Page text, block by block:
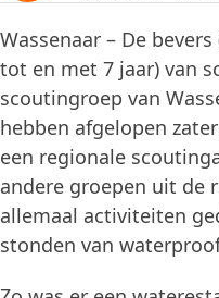
Wassenaar – De
tot en met 7 jaar) van
scoutingroep van
hebben afgelopen
een regionale
andere groepen uit de
allemaal activiteiten
stonden van